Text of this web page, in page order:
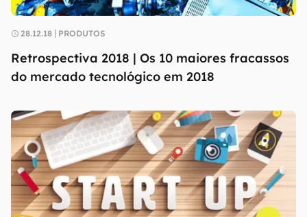
28.12.18 PRODUTOS
Retrospectiva 2018 | Os 10 maiores fracassos
do mercado tecnológico em 2018